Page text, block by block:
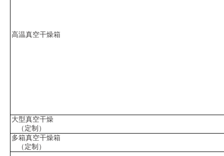
高温真空干燥箱
大型真空干燥
（定制）
多箱真空干燥箱
（定制）